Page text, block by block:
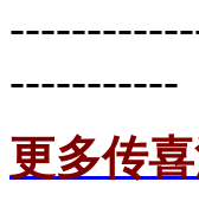
-----------
更多传